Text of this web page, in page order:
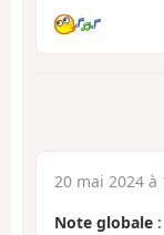
20 mai 2024 à
Note globale :